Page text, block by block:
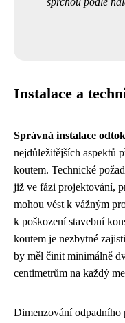
Instalace a
Správná instalace
nejdůležitějších aspektů
koutem. Technické
již ve fázi projektování,
mohou vést k vážným
k poškození stavební
koutem je nezbytné
by měl činit minimálně
centimetrům na každý
Dimenzování odpadního